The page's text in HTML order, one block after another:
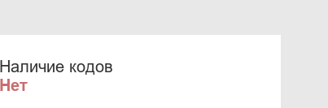
Наличие кодов
Нет